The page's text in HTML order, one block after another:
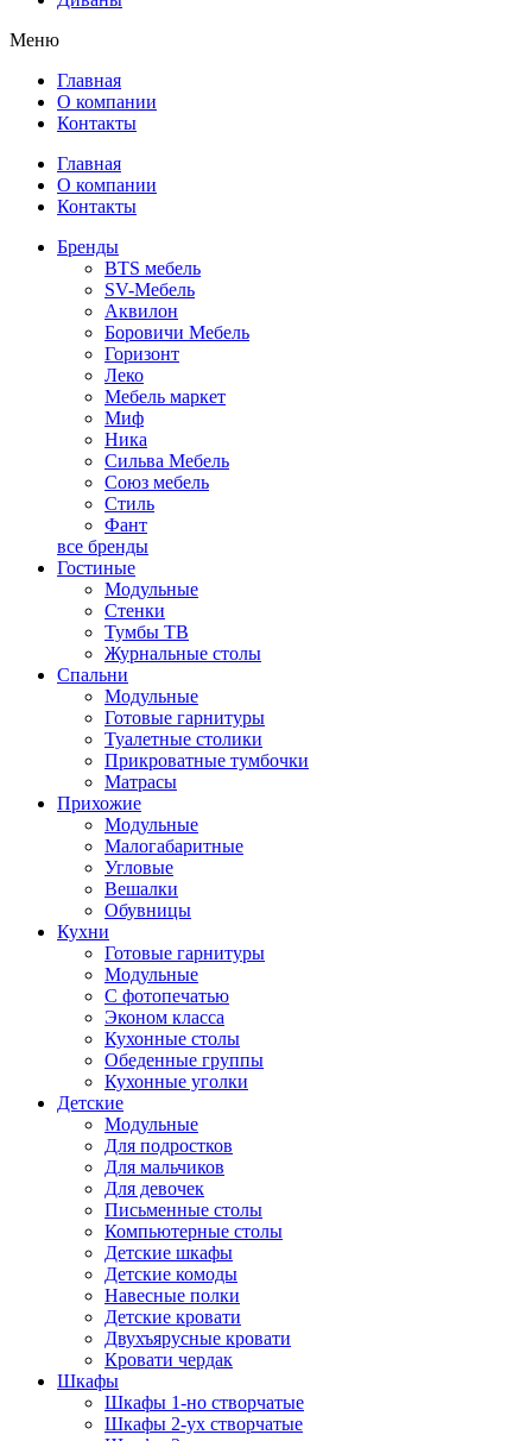
Меню
Главная
О компании
Контакты
Главная
О компании
Контакты
Бренды
BTS мебель
SV-Мебель
Аквилон
Боровичи Мебель
Горизонт
Леко
Мебель маркет
Миф
Ника
Сильва Мебель
Союз мебель
Стиль
Фант
все бренды
Гостиные
Модульные
Стенки
Тумбы ТВ
Журнальные столы
Спальни
Модульные
Готовые гарнитуры
Туалетные столики
Прикроватные тумбочки
Матрасы
Прихожие
Модульные
Малогабаритные
Угловые
Вешалки
Обувницы
Кухни
Готовые гарнитуры
Модульные
С фотопечатью
Эконом класса
Кухонные столы
Обеденные группы
Кухонные уголки
Детские
Модульные
Для подростков
Для мальчиков
Для девочек
Письменные столы
Компьютерные столы
Детские шкафы
Детские комоды
Навесные полки
Детские кровати
Двухъярусные кровати
Кровати чердак
Шкафы
Шкафы 1-но створчатые
Шкафы 2-ух створчатые